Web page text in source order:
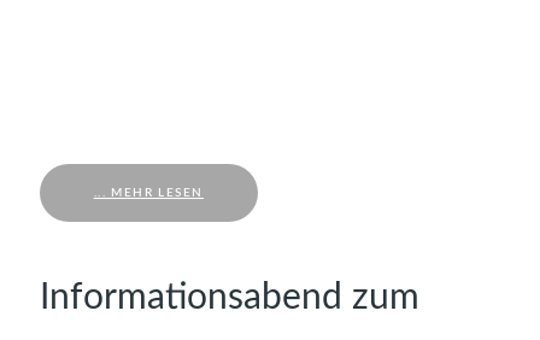
... MEHR LESEN
Informationsabend zum